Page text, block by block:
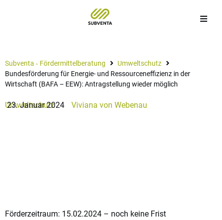
Subventa ‐ Fördermittelberatung
Umweltschutz
Bundesförderung für Energie- und Ressourceneffizienz in der
Wirtschaft (BAFA – EEW): Antragstellung wieder möglich
Umweltschutz
23. Januar 2024 Viviana von Webenau
Förderzeitraum: 15.02.2024 – noch keine Frist